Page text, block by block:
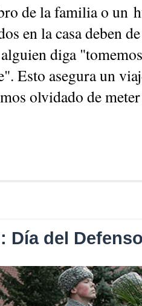
de la familia o un
en la casa deben
diga
Esto asegura un
olvidado de
Día del